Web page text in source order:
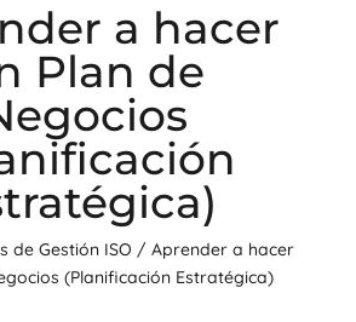
a hacer
Plan de
de Gestión ISO / Aprender a hacer
(Planificación Estratégica)